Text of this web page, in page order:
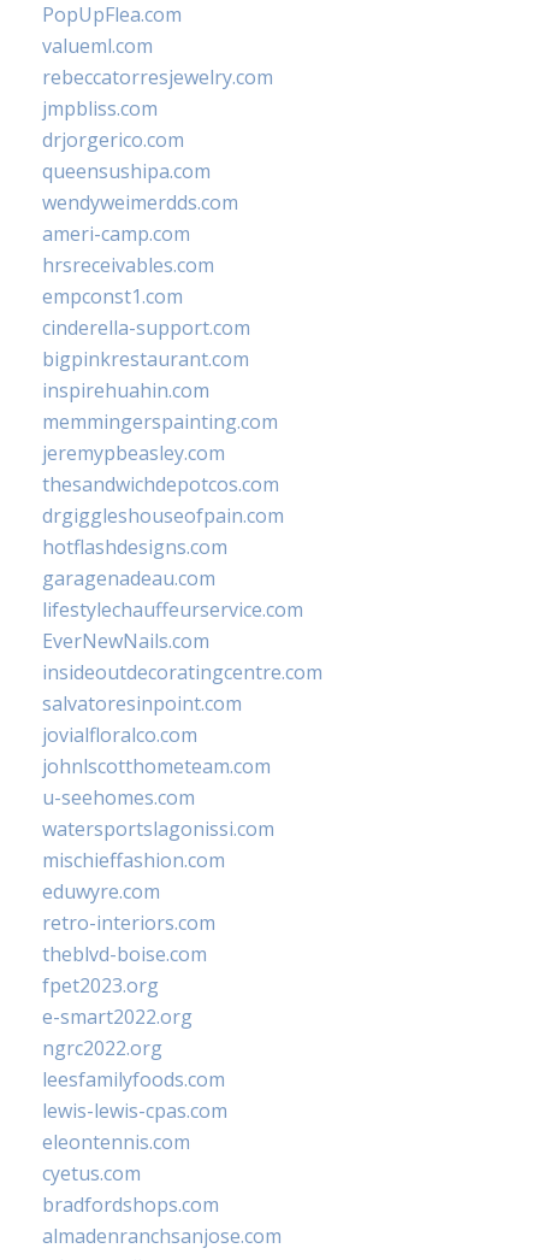
PopUpFlea.com
valueml.com
rebeccatorresjewelry.com
jmpbliss.com
drjorgerico.com
queensushipa.com
wendyweimerdds.com
ameri-camp.com
hrsreceivables.com
empconst1.com
cinderella-support.com
bigpinkrestaurant.com
inspirehuahin.com
memmingerspainting.com
jeremypbeasley.com
thesandwichdepotcos.com
drgiggleshouseofpain.com
hotflashdesigns.com
garagenadeau.com
lifestylechauffeurservice.com
EverNewNails.com
insideoutdecoratingcentre.com
salvatoresinpoint.com
jovialfloralco.com
johnlscotthometeam.com
u-seehomes.com
watersportslagonissi.com
mischieffashion.com
eduwyre.com
retro-interiors.com
theblvd-boise.com
fpet2023.org
e-smart2022.org
ngrc2022.org
leesfamilyfoods.com
lewis-lewis-cpas.com
eleontennis.com
cyetus.com
bradfordshops.com
almadenranchsanjose.com